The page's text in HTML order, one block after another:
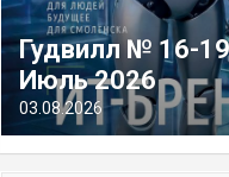
Гудвилл № 16-
Июль 2026
03.08.2026